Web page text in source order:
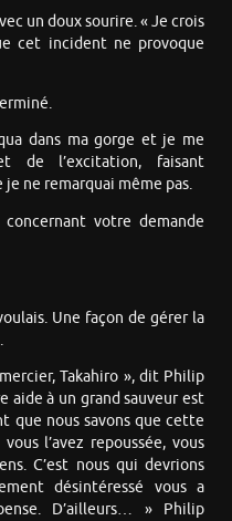
un doux sourire. « Je crois
cet incident ne provoque
dans ma gorge et je me
de l’excitation, faisant
ne remarquai même pas.
votre demande
Une façon de gérer la
Takahiro », dit Philip
aide à un grand sauveur est
que nous savons que cette
l’avez repoussée, vous
C’est nous qui devrions
désintéressé vous a
D’ailleurs… » Philip